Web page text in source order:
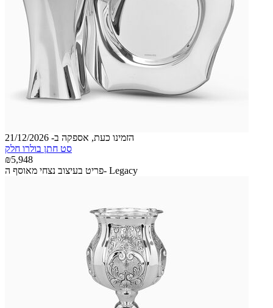
הזמינו כעת, אספקה ב- 21/12/2026
סט חתן בולרו חלק
₪5,948
פריט בעיצוב נצחי מאוסף ה- Legacy